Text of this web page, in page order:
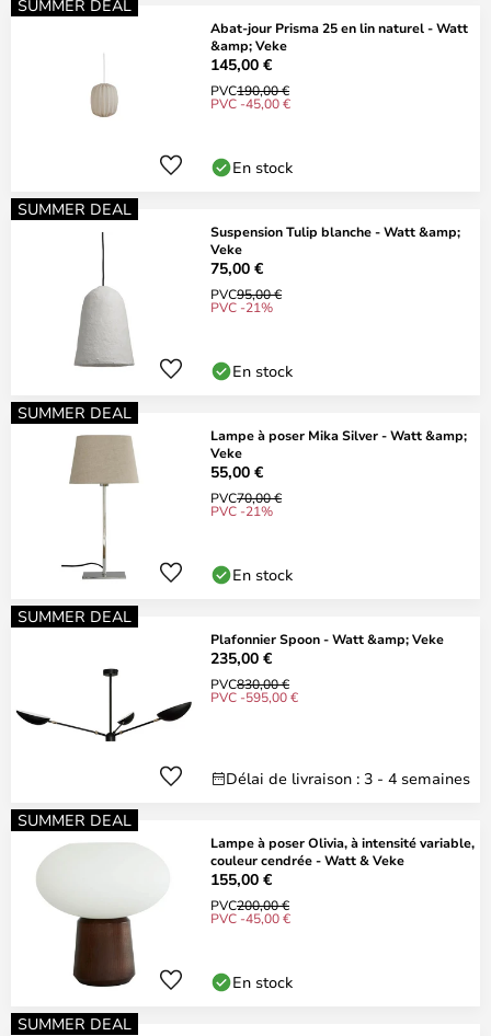
SUMMER DEAL
Abat-jour Prisma 25 en lin naturel - Watt
&amp; Veke
145,00 €
PVC190,00 €
PVC -45,00 €
En stock
SUMMER DEAL
Suspension Tulip blanche - Watt &amp;
Veke
75,00 €
PVC95,00 €
PVC -21%
En stock
SUMMER DEAL
Lampe à poser Mika Silver - Watt &amp;
Veke
55,00 €
PVC70,00 €
PVC -21%
En stock
SUMMER DEAL
Plafonnier Spoon - Watt &amp; Veke
235,00 €
PVC830,00 €
PVC -595,00 €
Délai de livraison : 3 - 4 semaines
SUMMER DEAL
Lampe à poser Olivia, à intensité variable,
couleur cendrée - Watt & Veke
155,00 €
PVC200,00 €
PVC -45,00 €
En stock
SUMMER DEAL